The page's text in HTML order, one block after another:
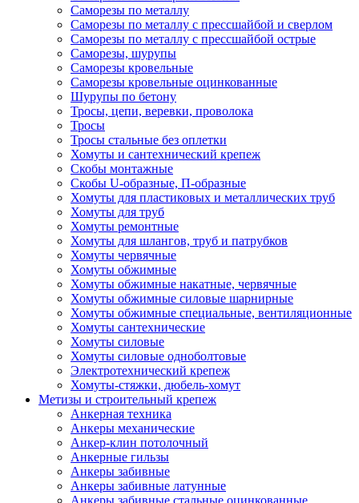
Саморезы по металлу
Саморезы по металлу с прессшайбой и сверлом
Саморезы по металлу с прессшайбой острые
Саморезы, шурупы
Саморезы кровельные
Саморезы кровельные оцинкованные
Шурупы по бетону
Тросы, цепи, веревки, проволока
Тросы
Тросы стальные без оплетки
Хомуты и сантехнический крепеж
Скобы монтажные
Скобы U-образные, П-образные
Хомуты для пластиковых и металлических труб
Хомуты для труб
Хомуты ремонтные
Хомуты для шлангов, труб и патрубков
Хомуты червячные
Хомуты обжимные
Хомуты обжимные накатные, червячные
Хомуты обжимные силовые шарнирные
Хомуты обжимные специальные, вентиляционные
Хомуты сантехнические
Хомуты силовые
Хомуты силовые одноболтовые
Электротехнический крепеж
Хомуты-стяжки, дюбель-хомут
Метизы и строительный крепеж
Анкерная техника
Анкеры механические
Анкер-клин потолочный
Анкерные гильзы
Анкеры забивные
Анкеры забивные латунные
Анкеры забивные стальные оцинкованные